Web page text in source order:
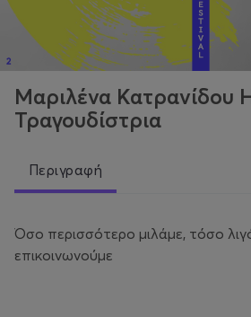
Μαριλένα Κατρανίδου
Τραγουδίστρια
Περιγραφή
Όσο περισσότερο μιλάμε, τόσο
επικοινωνούμε